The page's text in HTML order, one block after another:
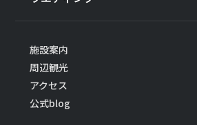
施設案内
周辺観光
アクセス
公式blog